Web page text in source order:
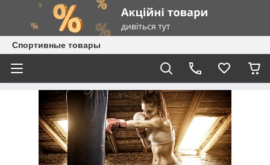
Спортивные товары